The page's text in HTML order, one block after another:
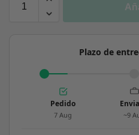
Plazo de
Pedido
7 Aug ~9